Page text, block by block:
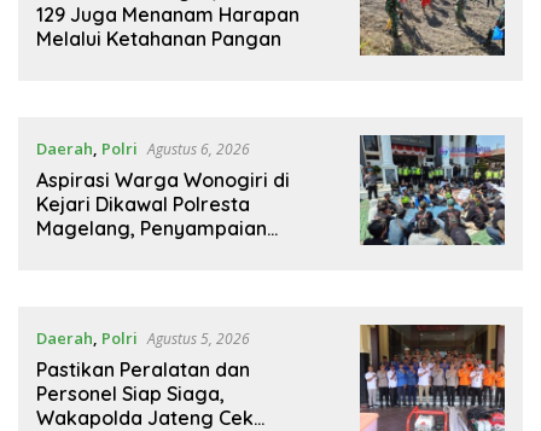
129 Juga Menanam Harapan
Melalui Ketahanan Pangan
Daerah, Polri Agustus 6, 2026
Aspirasi Warga Wonogiri di
Kejari Dikawal Polresta
Magelang, Penyampaian
Daerah, Polri Agustus 5, 2026
Pastikan Peralatan dan
Personel Siap Siaga,
Wakapolda Jateng Cek